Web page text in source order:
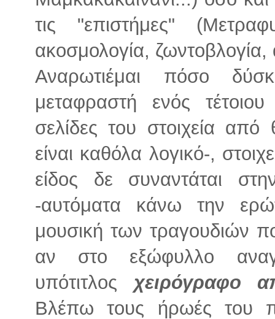
τις "επιστήμες"
ακοσμολογία,
Αναρωτιέμαι πόσο
μεταφραστή ενός
σελίδες του στοιχεία
είναι καθόλα λογικό-,
είδος δε συναντάται
-αυτόματα κάνω την
μουσική των τραγουδιών
αν στο εξώφυλλο
υπότιτλος χειρόγραφο
Βλέπω τους ήρωές του